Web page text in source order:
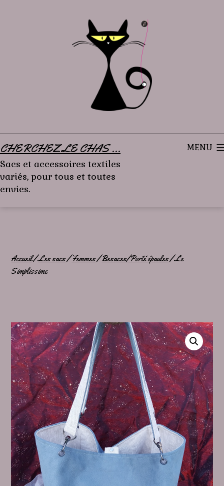
CHERCHEZ LE CHAS ...
Sacs et accessoires textiles
variés, pour tous et toutes
envies.
MENU
Accueil/Les sacs/Femmes/Besaces/Porté épaules/ Le
Simplissime